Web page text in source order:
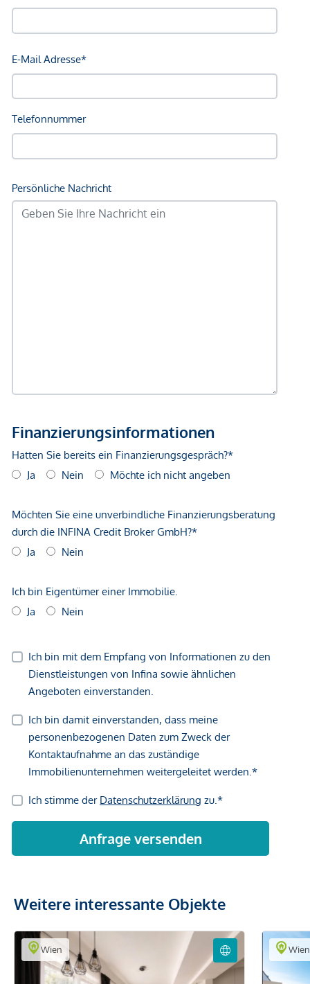
*Der Vertrag kommt nicht mit der INFINA Credit Broker
GmbH zustande. Das Objekt wird von einem externen
Immobilienunternehmen angeboten. Allfällige aus dem
geltend zu machen. Wir weisen Sie darauf hin, dass die
gemachten Angaben und Informationen lediglich
unverbindliche Vorabinformationen sind und daher ohne
Weitere interessante Objekte
Wien Wien